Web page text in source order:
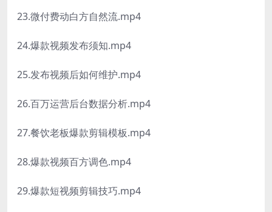
23.微付费动白方自然流.mp4
24.爆款视频发布须知.mp4
25.发布视频后如何维护.mp4
26.百万运营后台数据分析.mp4
27.餐饮老板爆款剪辑模板.mp4
28.爆款视频百方调色.mp4
29.爆款短视频剪辑技巧.mp4